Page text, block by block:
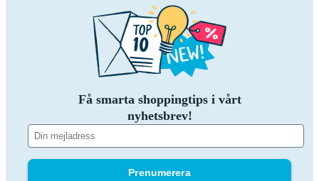
Få smarta shoppingtips i vårt
nyhetsbrev!
Prenumerera